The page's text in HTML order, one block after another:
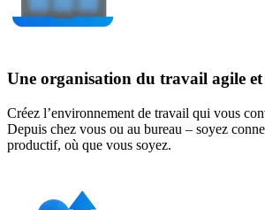
Une organisation du travail agile
Créez l’environnement de travail qui vous
Depuis chez vous ou au bureau – soyez
productif, où que vous soyez.